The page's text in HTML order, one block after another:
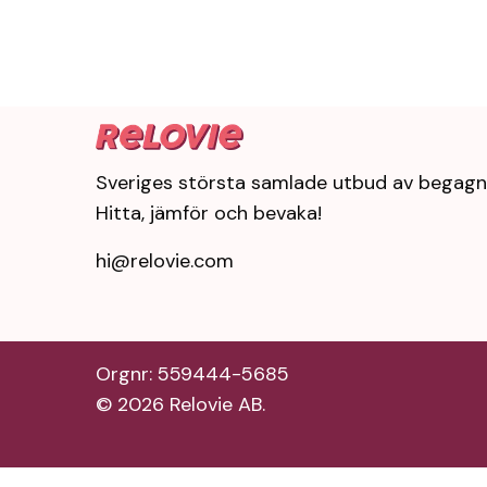
Sveriges största samlade utbud av
Hitta, jämför och bevaka!
hi@relovie.com
Orgnr: 559444-5685
© 2026 Relovie AB.